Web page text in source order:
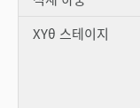
XYθ 스테이지